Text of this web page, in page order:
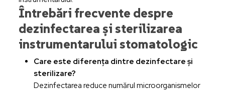
Întrebări frecvente despre
dezinfectarea și sterilizarea
instrumentarului stomatologic
Care este diferența dintre dezinfectare și
sterilizare?
Dezinfectarea reduce numărul microorganismelor